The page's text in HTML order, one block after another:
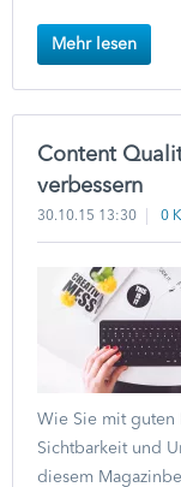
Mehr lesen
Content
verbessern
30.10.15 13:30 0
Wie Sie mit guten
Sichtbarkeit und
diesem